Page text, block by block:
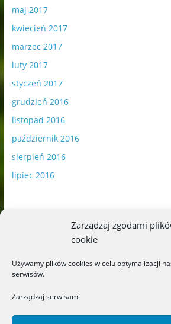
Zarządzaj zgodami
cookie
Używamy plików cookies w celu optymalizacji
serwisów.
Zarządzaj serwisami
maj 2017
kwiecień 2017
marzec 2017
luty 2017
styczeń 2017
grudzień 2016
listopad 2016
październik 2016
sierpień 2016
lipiec 2016